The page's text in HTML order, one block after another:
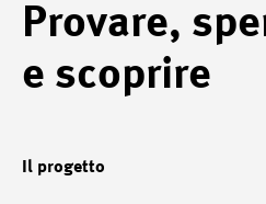
Provare,
e scoprire
Il progetto